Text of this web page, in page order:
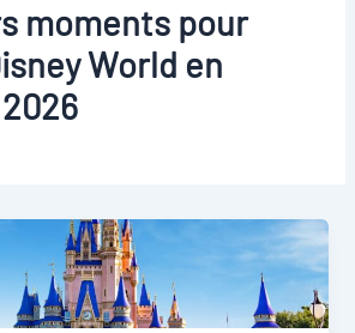
moments pour
World en